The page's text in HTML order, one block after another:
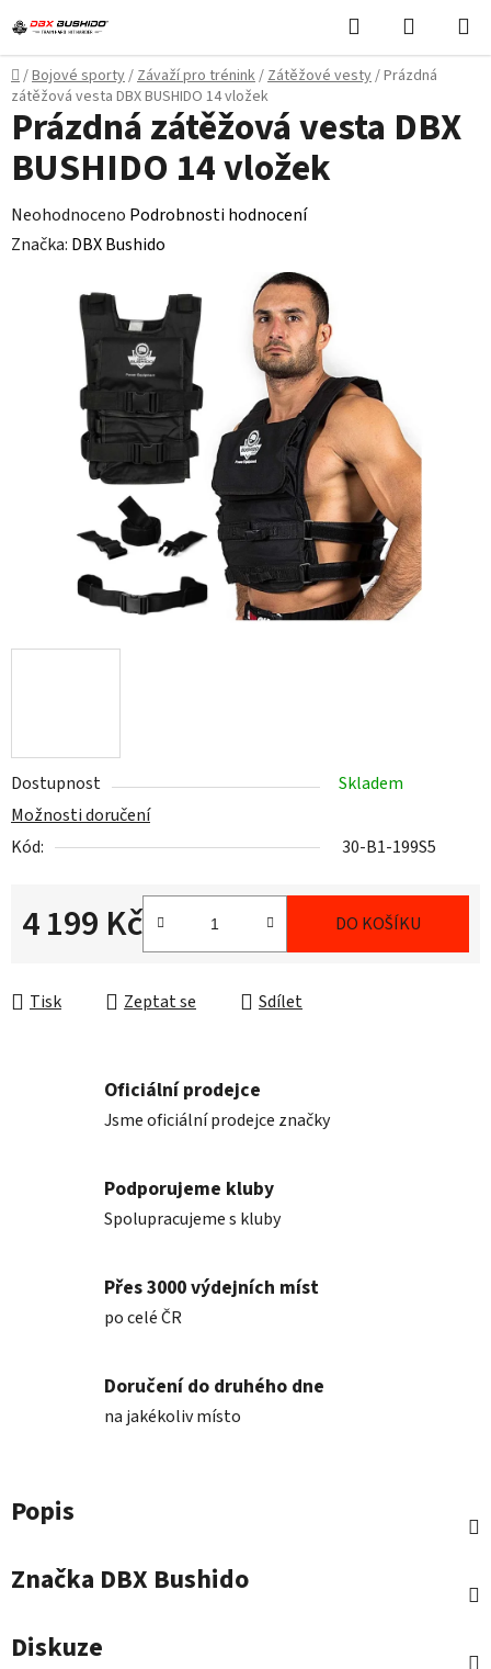
na
obsah
Hledat
KOŠÍK
Domů
/Bojové sporty/Závaží pro trénink/Zátěžové vesty/Prázdná
zátěžová vesta DBX BUSHIDO 14 vložek
Dostupnost
Skladem
Možnosti doručení
Kód:
30-B1-199S5
4 199 Kč DO KOŠÍKU
Tisk Zeptat se Sdílet
Prázdná zátěžová vesta DBX
BUSHIDO 14 vložek
Průměrné
hodnocení
Neohodnoceno Podrobnosti hodnocení
Značka: DBX Bushido
Oficiální prodejce
Jsme oficiální prodejce značky
Podporujeme kluby
Spolupracujeme s kluby
Přes 3000 výdejních míst
po celé ČR
Doručení do druhého dne
na jakékoliv místo
Popis
Značka DBX Bushido
Diskuze